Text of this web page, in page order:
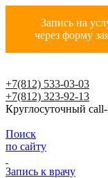
Запись на
через форму
+7(812) 533-03-03
+7(812) 323-92-13
Круглосуточный
Поиск
по сайту
Запись к врачу